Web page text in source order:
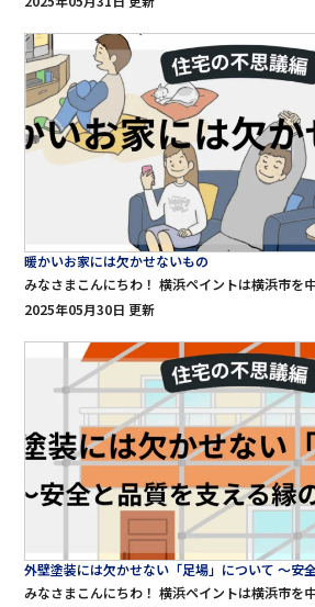
暖かいお家には欠かせないもの
2025年05月30日 更新
外壁塗装には欠かせない「足場」について 〜安